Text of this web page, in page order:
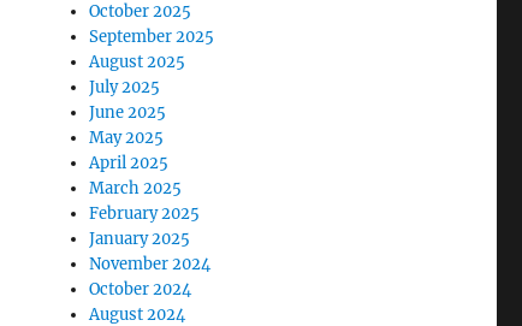
October 2025
September 2025
August 2025
July 2025
June 2025
May 2025
April 2025
March 2025
February 2025
January 2025
November 2024
October 2024
August 2024